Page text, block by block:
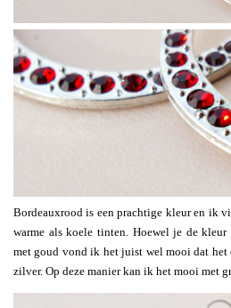
Bordeauxrood is een prachtige kleur en ik
warme als koele tinten. Hoewel je de
met goud vond ik het juist wel mooi dat het
zilver. Op deze manier kan ik het mooi met